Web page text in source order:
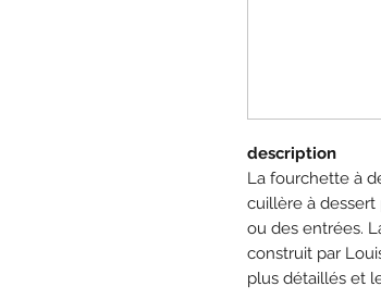
description
La fourchette à
cuillère à dessert
ou des entrées.
construit par
plus détaillés et